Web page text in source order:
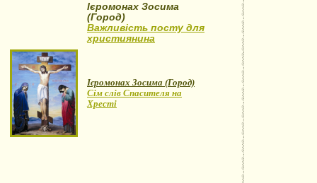
Ієромонах Зосима
(Город)
Важливість посту для
християнина
Ієромонах Зосима (Город)
Сім слів Спасителя на
Хресті